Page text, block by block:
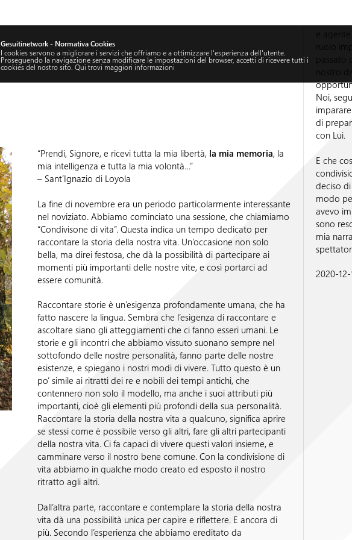
“Prendi, Signore, e ricevi tutta la mia libertà, la mia memoria, la
mia intelligenza e tutta la mia volontà…”
– Sant’Ignazio di Loyola
La fine di novembre era un periodo particolarmente interessante
nel noviziato. Abbiamo cominciato una sessione, che chiamiamo
“Condivisone di vita”. Questa indica un tempo dedicato per
raccontare la storia della nostra vita. Un’occasione non solo
bella, ma direi festosa, che dà la possibilità di partecipare ai
momenti più importanti delle nostre vite, e così portarci ad
essere comunità.
Raccontare storie è un’esigenza profondamente umana, che ha
fatto nascere la lingua. Sembra che l’esigenza di raccontare e
ascoltare siano gli atteggiamenti che ci fanno esseri umani. Le
storie e gli incontri che abbiamo vissuto suonano sempre nel
sottofondo delle nostre personalità, fanno parte delle nostre
esistenze, e spiegano i nostri modi di vivere. Tutto questo è un
po’ simile ai ritratti dei re e nobili dei tempi antichi, che
contennero non solo il modello, ma anche i suoi attributi più
importanti, cioè gli elementi più profondi della sua personalità.
Raccontare la storia della nostra vita a qualcuno, significa aprire
se stessi come è possibile verso gli altri, fare gli altri partecipanti
della nostra vita. Ci fa capaci di vivere questi valori insieme, e
camminare verso il nostro bene comune. Con la condivisione di
vita abbiamo in qualche modo creato ed esposto il nostro
ritratto agli altri.
Dall’altra parte, raccontare e contemplare la storia della nostra
vita dà una possibilità unica per capire e riflettere. E ancora di
più. Secondo l’esperienza che abbiamo ereditato da
e
ruolo
nostro
Noi,
di
con Lui.
E che
deciso
modo
avevo
sono
mia
2020-
Gesuitinetwork - Normativa Cookies
I cookies servono a migliorare i servizi che offriamo e a ottimizzare l'esperienza dell'utente.
Proseguendo la navigazione senza modificare le impostazioni del browser, accetti di ricevere tutti i
cookies del nostro sito. Qui trovi maggiori informazioni